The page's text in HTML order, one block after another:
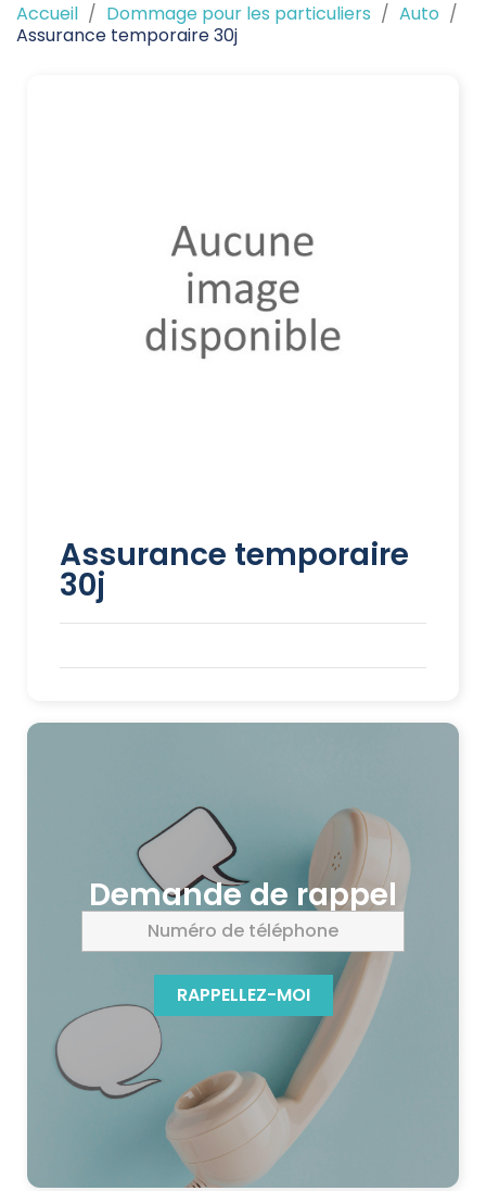
Accueil Dommage pour les particuliers
Auto
Assurance temporaire 30j
Assurance temporaire
30j
Demande de rappel
RAPPELLEZ-MOI